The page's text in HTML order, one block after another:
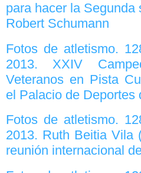
para hacer la Segunda
Robert Schumann
Fotos de atletismo.
2013. XXIV
Veteranos en Pista
el Palacio de Deportes
Fotos de atletismo.
2013. Ruth Beitia Vila
reunión internacional